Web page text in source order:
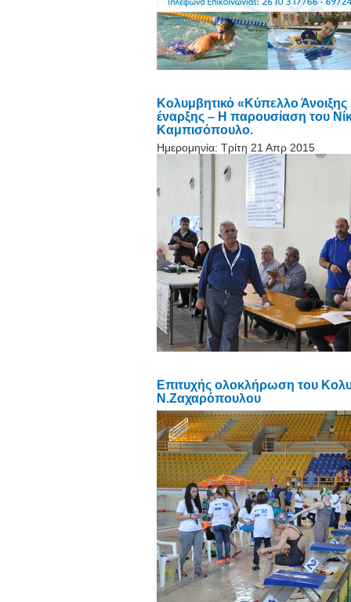
Κολυμβητικό «Κύπελλο
έναρξης – Η παρουσίαση του
Καμπισόπουλο.
Ημερομηνία: Τρίτη 21 Απρ 2015
Επιτυχής ολοκλήρωση του
Ν.Ζαχαρόπουλου